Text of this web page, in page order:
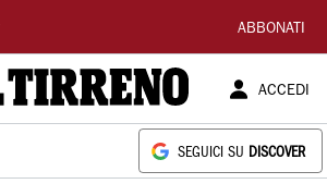
ABBONATI
ACCEDI
SEGUICI SU DISCOVER